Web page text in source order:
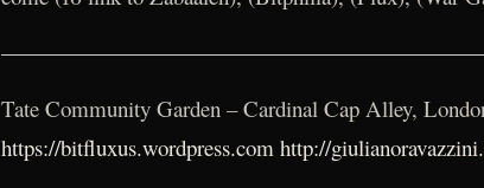
Tate Community Garden – Cardinal Cap Alley,
https://bitfluxus.wordpress.com http://